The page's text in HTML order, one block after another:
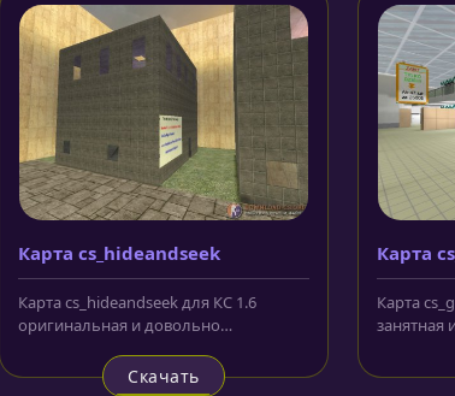
Карта cs_hideandseek
Карта cs_hideandseek для КС 1.6
оригинальная и довольно
При этом...
Скачать
Карта
Карта
занятная